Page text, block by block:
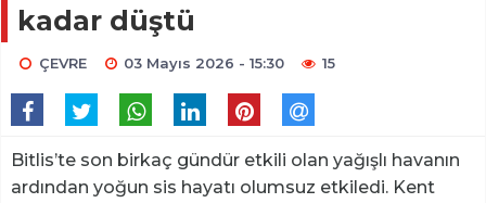
kadar düştü
ÇEVRE 03 Mayıs 2026 - 15:30 15
Bitlis’te son birkaç gündür etkili olan yağışlı havanın
ardından yoğun sis hayatı olumsuz etkiledi. Kent